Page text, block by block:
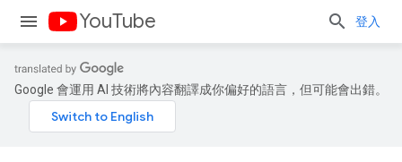
YouTube 登入
Google 會運用 AI 技術將內容翻譯成你偏好的語言，但可能會出錯。